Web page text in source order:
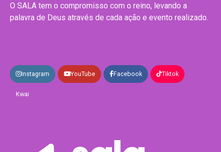
O SALA tem o compromisso com o reino, levando a
palavra de Deus através de cada ação e evento realizado.
Instagram YouTube Facebook Tiktok
Kwai